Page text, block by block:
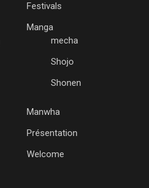
Festivals
Manga
mecha
Shojo
Shonen
Manwha
Présentation
Welcome